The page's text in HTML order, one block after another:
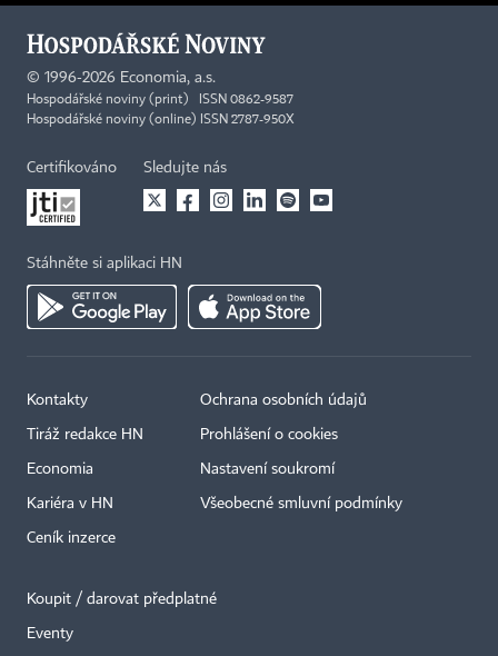
© 1996-2026 Economia, a.s.
Hospodářské noviny (print) ISSN 0862-9587
Hospodářské noviny (online) ISSN 2787-950X
Certifikováno Sledujte nás
Stáhněte si aplikaci HN
Kontakty
Tiráž redakce HN
Economia
Kariéra v HN
Ceník inzerce
Ochrana osobních údajů
Prohlášení o cookies
Nastavení soukromí
Všeobecné smluvní podmínky
Koupit / darovat předplatné
Eventy